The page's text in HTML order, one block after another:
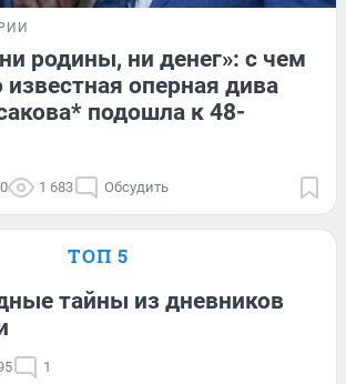
родины, ни денег»: с чем
известная оперная дива
подошла к 48-
1 683 Обсудить
ТОП 5
тайны из дневников
1